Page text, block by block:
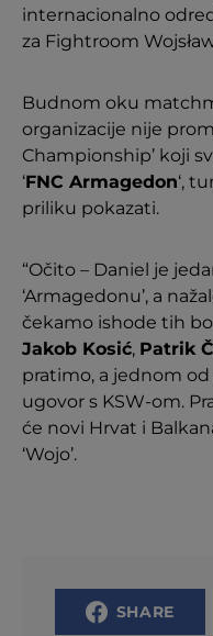
internacionalno
za Fightroom
Budnom oku
organizacije nije
Championship’ koji
‘FNC Armagedon‘,
priliku pokazati.
“Očito – Daniel je
‘Armagedonu’, a
čekamo ishode tih
Jakob Kosić, Patrik
pratimo, a jednom
ugovor s KSW-om.
će novi Hrvat i
‘Wojo’.
SHARE